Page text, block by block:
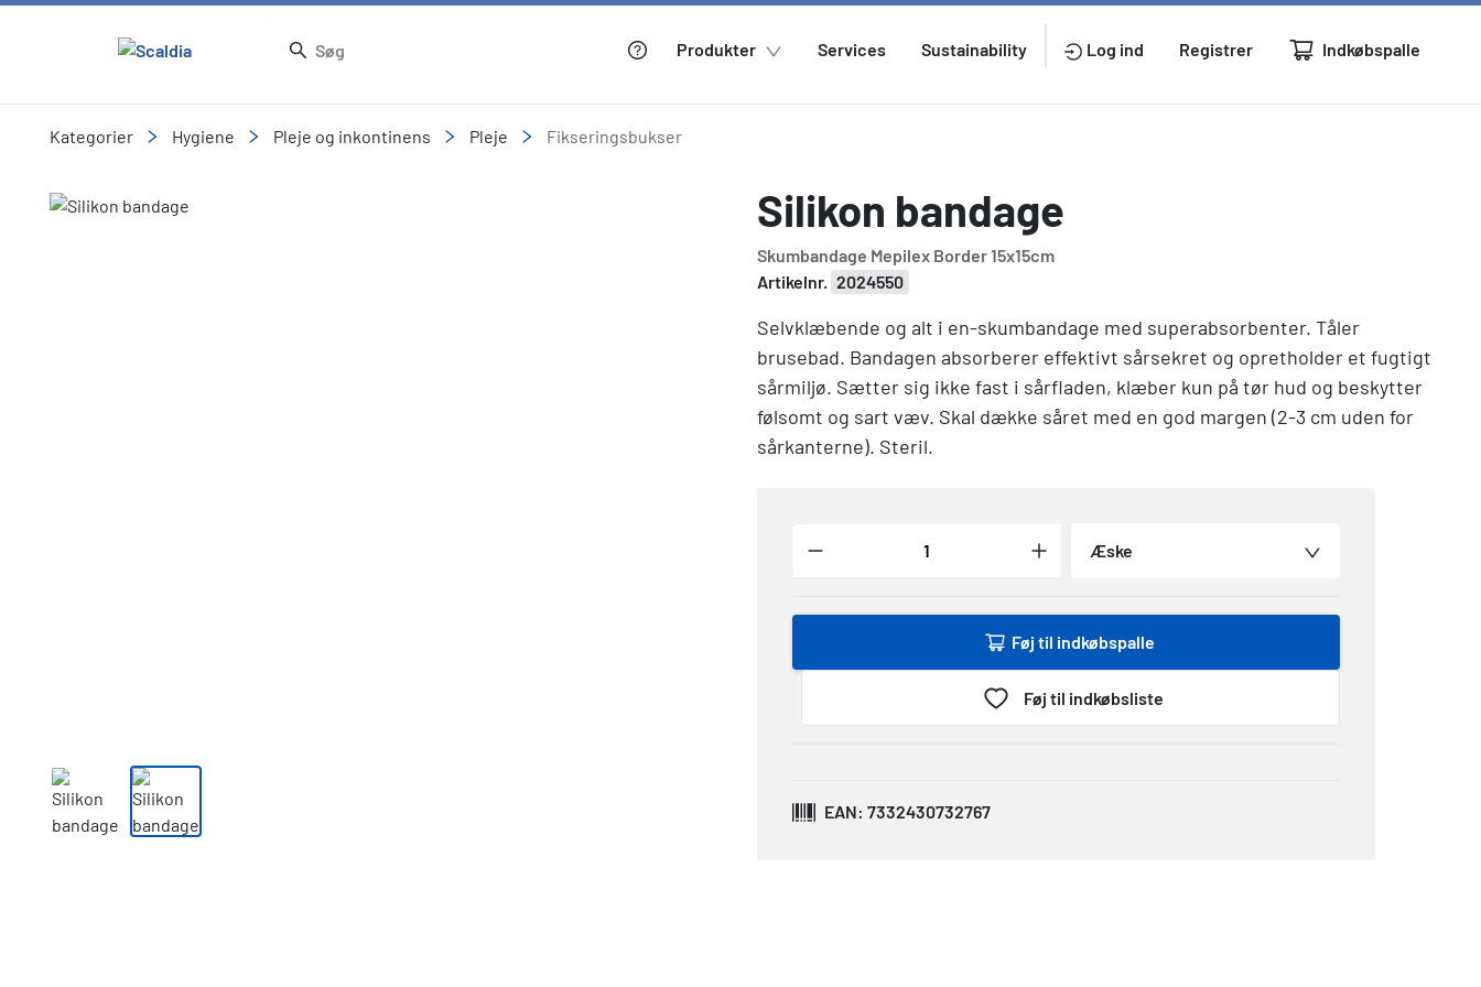
Produkter Services Sustainability Log ind Registrer Indkøbspalle
Kategorier Hygiene Pleje og inkontinens Pleje Fikseringsbukser
Slide 2 of 2 Silikon bandage
Skumbandage Mepilex Border 15x15cm
Artikelnr. 2024550
Selvklæbende og alt i en-skumbandage med superabsorbenter. Tåler
brusebad. Bandagen absorberer effektivt sårsekret og opretholder et fugtigt
sårmiljø. Sætter sig ikke fast i sårfladen, klæber kun på tør hud og beskytter
følsomt og sart væv. Skal dække såret med en god margen (2-3 cm uden for
sårkanterne). Steril.
Æske
Føj til indkøbspalle
Føj til indkøbsliste
EAN: 7332430732767